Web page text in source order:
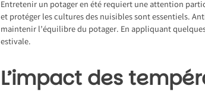
Entretenir un potager en été requiert une attention
et protéger les cultures des nuisibles sont essentiels.
maintenir l’équilibre du potager. En appliquant
estivale.
L’impact des